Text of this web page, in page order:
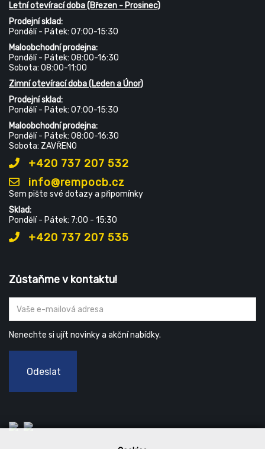
Letní otevírací doba (Březen - Prosinec)
Prodejní sklad:
Pondělí - Pátek: 07:00-15:30
Maloobchodní prodejna:
Pondělí - Pátek: 08:00-16:30
Sobota: 08:00-11:00
Zimní otevírací doba (Leden a Únor)
Prodejní sklad:
Pondělí - Pátek: 07:00-15:30
Maloobchodní prodejna:
Pondělí - Pátek: 08:00-16:30
Sobota: ZAVŘENO
+420 737 207 532
info@rempocb.cz
Sem pište své dotazy a připomínky
Sklad:
Pondělí - Pátek: 7:00 - 15:30
+420 737 207 535
Zůstaňme v kontaktu!
Nenechte si ujít novinky a akční nabídky.
Odeslat